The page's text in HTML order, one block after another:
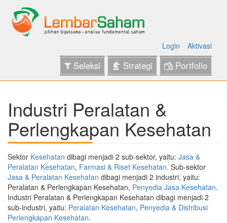
Login Aktivasi
Seleksi Strategi Portfolio
Industri Peralatan &
Perlengkapan Kesehatan
Sektor Kesehatan dibagi menjadi 2 sub-sektor, yaitu: Jasa &
Peralatan Kesehatan, Farmasi & Riset Kesehatan. Sub-sektor
Jasa & Peralatan Kesehatan dibagi menjadi 2 industri, yaitu:
Peralatan & Perlengkapan Kesehatan, Penyedia Jasa Kesehatan.
Industri Peralatan & Perlengkapan Kesehatan dibagi menjadi 2
sub-industri, yaitu: Peralatan Kesehatan, Penyedia & Distribusi
Perlengkapan Kesehatan.